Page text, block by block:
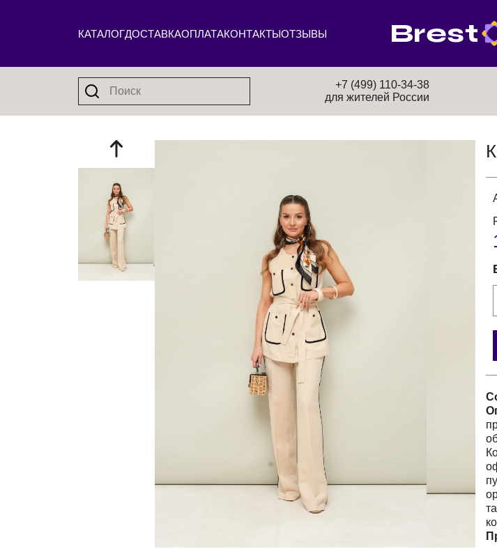
КАТАЛОГДОСТАВКАОПЛАТАКОНТАКТЫОТЗЫВЫ
+7 (499) 110-34-38
для жителей России